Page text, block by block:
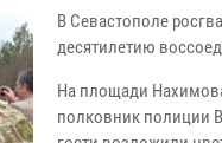
В Севастополе
десятилетию
На площади
полковник полиции